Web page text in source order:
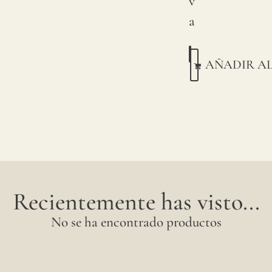
a
AÑADIR
Recientemente has visto...
No se ha encontrado productos
sobre
en